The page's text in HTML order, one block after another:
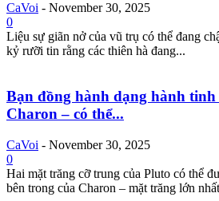
CaVoi - November 30, 2025
0
Liệu sự giãn nở của vũ trụ có thể đang
kỷ rưỡi tin rằng các thiên hà đang...
Bạn đồng hành dạng hành
Charon – có thể...
CaVoi - November 30, 2025
0
Hai mặt trăng cỡ trung của Pluto có thể
bên trong của Charon – mặt trăng lớn